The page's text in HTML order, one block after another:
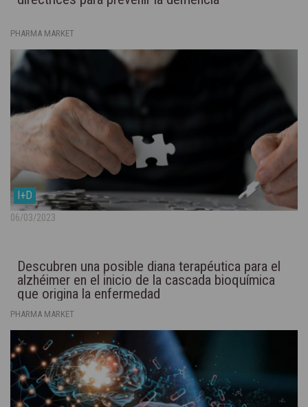
PHARMA MARKET
I+D
06/03/2023
Descubren una posible diana terapéutica para el
alzhéimer en el inicio de la cascada bioquímica
que origina la enfermedad
PHARMA MARKET